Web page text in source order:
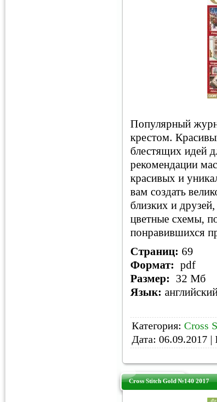
Популярный
крестом.
блестящих идей
рекомендации
красивых и
вам создать
близких и
цветные схемы,
понравившихся
Страниц: 69
Формат: pdf
Размер: 32 Мб
Язык:
Категория: Cross
Дата: 06.09.2017 |
Cross Stitch Gold №140 2017